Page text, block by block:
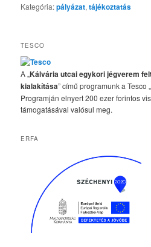
Kategória:pályázat,tájékoztatás
TESCO
A „Kálvária utcai egykori jégverem
kialakítása” című programunk a Tesco
Programján elnyert 200 ezer forintos
támogatásával valósul meg.
ERFA